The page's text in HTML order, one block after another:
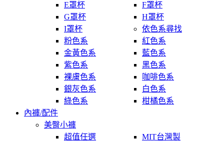
E罩杯
F罩杯
G罩杯
H罩杯
I罩杯
依色系尋找
粉色系
紅色系
金黃色系
藍色系
紫色系
黑色系
裸膚色系
咖啡色系
銀灰色系
白色系
綠色系
柑橘色系
內褲/配件
美臀小褲
超值任選
MIT台灣製